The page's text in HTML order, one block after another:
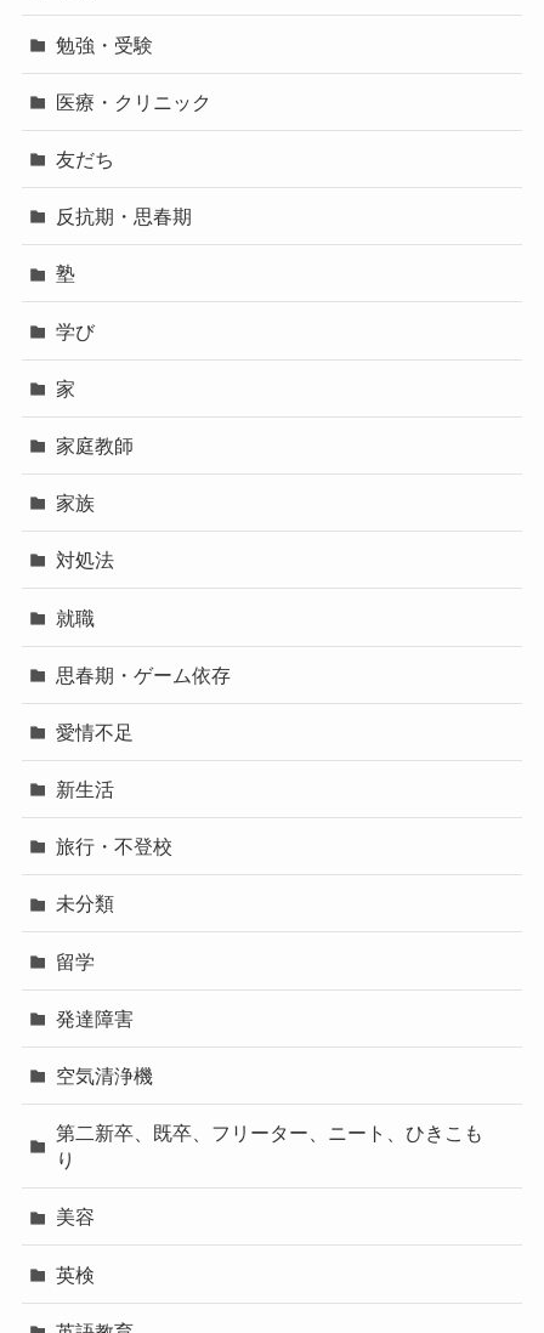
勉強・受験
医療・クリニック
友だち
反抗期・思春期
塾
学び
家
家庭教師
家族
対処法
就職
思春期・ゲーム依存
愛情不足
新生活
旅行・不登校
未分類
留学
発達障害
空気清浄機
第二新卒、既卒、フリーター、ニート、ひきこも
り
美容
英検